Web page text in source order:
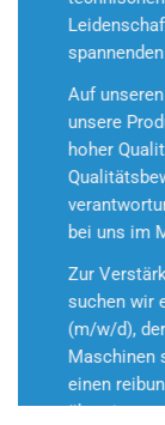
Auf
unsere
hoher
bei uns im
Zur
suchen wir
(m/w/d),
Maschinen
einen
übernimmt.